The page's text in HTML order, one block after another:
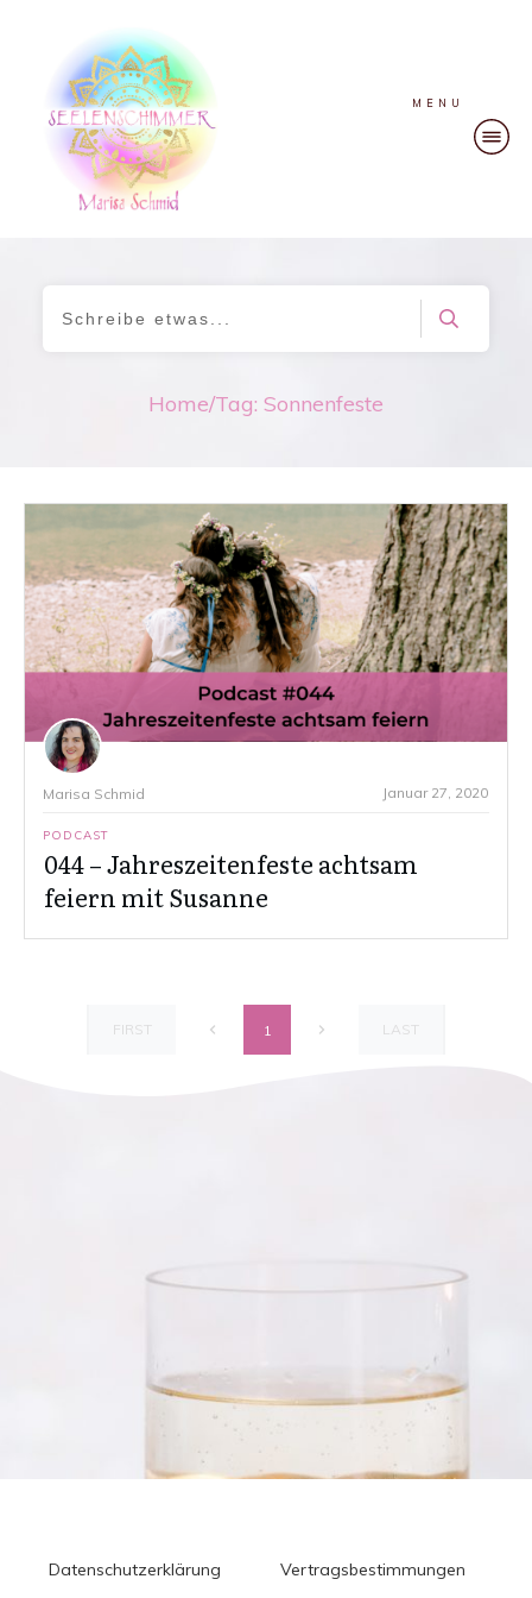
MENU
Home/Tag: Sonnenfeste
Marisa Schmid Januar 27, 2020
PODCAST
044 – Jahreszeitenfeste achtsam
feiern mit Susanne
FIRST 1 LAST
Datenschutzerklärung
Vertragsbestimmungen